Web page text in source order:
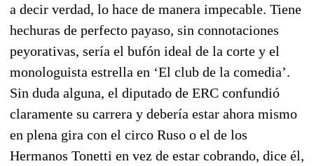
a decir verdad, lo hace de manera impecable. Tiene
hechuras de perfecto payaso, sin connotaciones
peyorativas, sería el bufón ideal de la corte y el
monologuista estrella en ‘El club de la comedia’.
Sin duda alguna, el diputado de ERC confundió
claramente su carrera y debería estar ahora mismo
en plena gira con el circo Ruso o el de los
Hermanos Tonetti en vez de estar cobrando, dice él,